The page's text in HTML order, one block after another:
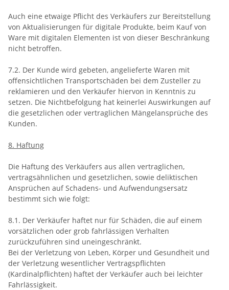
Auch eine etwaige Pflicht des Verkäufers zur Bereitstellung
von Aktualisierungen für digitale Produkte, beim Kauf von
Ware mit digitalen Elementen ist von dieser Beschränkung
nicht betroffen.
7.2. Der Kunde wird gebeten, angelieferte Waren mit
offensichtlichen Transportschäden bei dem Zusteller zu
reklamieren und den Verkäufer hiervon in Kenntnis zu
setzen. Die Nichtbefolgung hat keinerlei Auswirkungen auf
die gesetzlichen oder vertraglichen Mängelansprüche des
Kunden.
8. Haftung
Die Haftung des Verkäufers aus allen vertraglichen,
vertragsähnlichen und gesetzlichen, sowie deliktischen
Ansprüchen auf Schadens- und Aufwendungsersatz
bestimmt sich wie folgt:
8.1. Der Verkäufer haftet nur für Schäden, die auf einem
vorsätzlichen oder grob fahrlässigen Verhalten
zurückzuführen sind uneingeschränkt.
Bei der Verletzung von Leben, Körper und Gesundheit und
der Verletzung wesentlicher Vertragspflichten
(Kardinalpflichten) haftet der Verkäufer auch bei leichter
Fahrlässigkeit.